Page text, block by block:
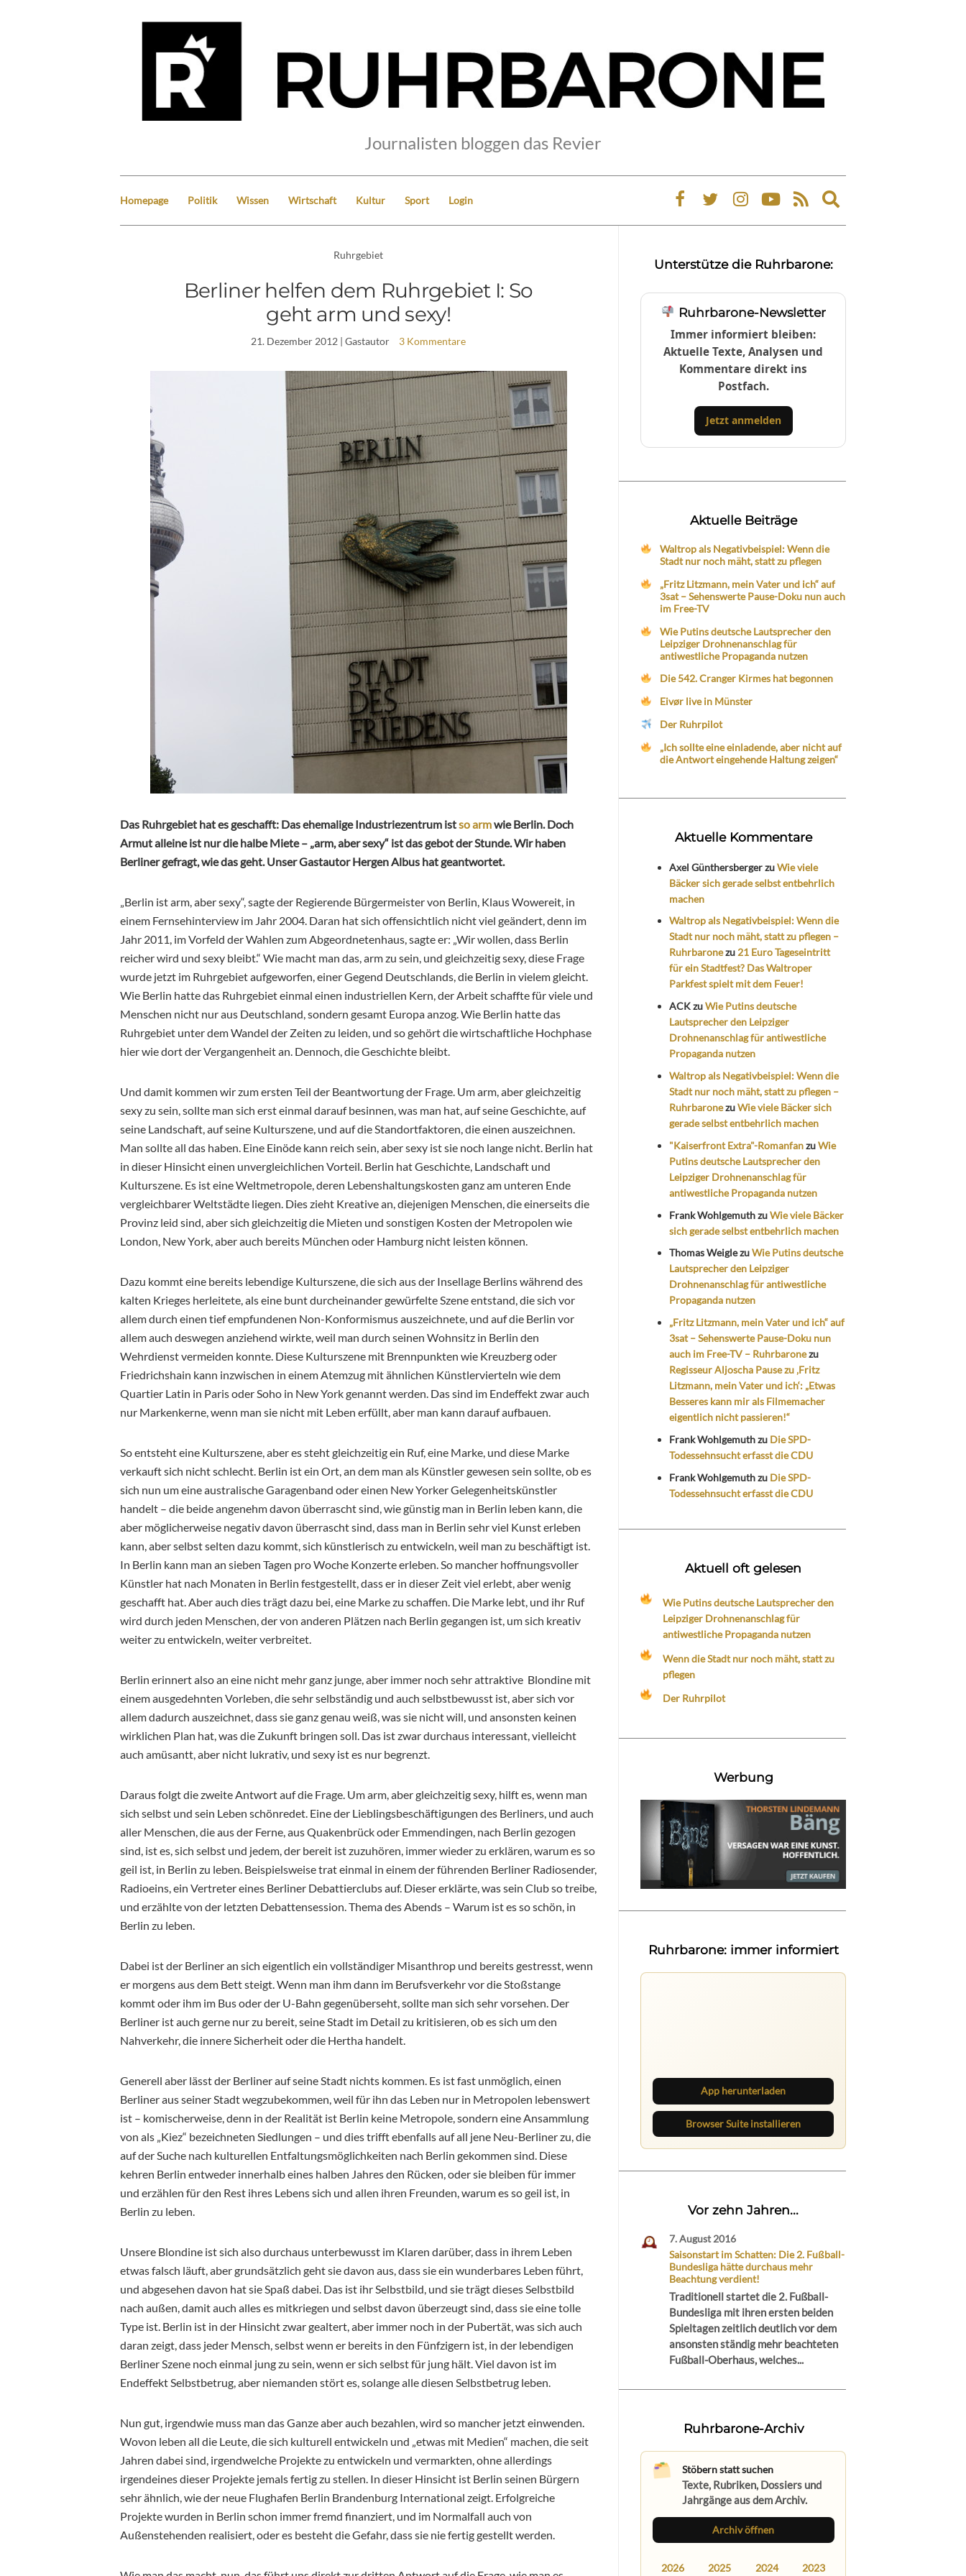
Journalisten bloggen das Revier
Homepage Politik Wissen Wirtschaft Kultur Sport Login
Expand
search
Ruhrgebiet
Berliner helfen dem Ruhrgebiet I: So
geht arm und sexy!
21. Dezember 2012 | Gastautor 3 Kommentare
Das Ruhrgebiet hat es geschafft: Das ehemalige Industriezentrum istso armwie Berlin. Doch
Armut alleine ist nur die halbe Miete – „arm, aber sexy“ ist das gebot der Stunde. Wir haben
Berliner gefragt, wie das geht. Unser Gastautor Hergen Albus hat geantwortet.
„Berlin ist arm, aber sexy“, sagte der Regierende Bürgermeister von Berlin, Klaus Wowereit, in
einem Fernsehinterview im Jahr 2004. Daran hat sich offensichtlich nicht viel geändert, denn im
Jahr 2011, im Vorfeld der Wahlen zum Abgeordnetenhaus, sagte er: „Wir wollen, dass Berlin
reicher wird und sexy bleibt.“ Wie macht man das, arm zu sein, und gleichzeitig sexy, diese Frage
wurde jetzt im Ruhrgebiet aufgeworfen, einer Gegend Deutschlands, die Berlin in vielem gleicht.
Wie Berlin hatte das Ruhrgebiet einmal einen industriellen Kern, der Arbeit schaffte für viele und
Menschen nicht nur aus Deutschland, sondern gesamt Europa anzog. Wie Berlin hatte das
Ruhrgebiet unter dem Wandel der Zeiten zu leiden, und so gehört die wirtschaftliche Hochphase
hier wie dort der Vergangenheit an. Dennoch, die Geschichte bleibt.
Und damit kommen wir zum ersten Teil der Beantwortung der Frage. Um arm, aber gleichzeitig
sexy zu sein, sollte man sich erst einmal darauf besinnen, was man hat, auf seine Geschichte, auf
seine Landschaft, auf seine Kulturszene, und auf die Standortfaktoren, die einen auszeichnen.
Man sollte all das haben. Eine Einöde kann reich sein, aber sexy ist sie noch lange nicht. Berlin hat
in dieser Hinsicht einen unvergleichlichen Vorteil. Berlin hat Geschichte, Landschaft und
Kulturszene. Es ist eine Weltmetropole, deren Lebenshaltungskosten ganz am unteren Ende
vergleichbarer Weltstädte liegen. Dies zieht Kreative an, diejenigen Menschen, die einerseits die
Provinz leid sind, aber sich gleichzeitig die Mieten und sonstigen Kosten der Metropolen wie
London, New York, aber auch bereits München oder Hamburg nicht leisten können.
Dazu kommt eine bereits lebendige Kulturszene, die sich aus der Insellage Berlins während des
kalten Krieges herleitete, als eine bunt durcheinander gewürfelte Szene entstand, die sich vor
allem durch einen tief empfundenen Non-Konformismus auszeichnete, und auf die Berlin vor
allem auch deswegen anziehend wirkte, weil man durch seinen Wohnsitz in Berlin den
Wehrdienst vermeiden konnte. Diese Kulturszene mit Brennpunkten wie Kreuzberg oder
Friedrichshain kann inzwischen in einem Atemzug mit ähnlichen Künstlervierteln wie dem
Quartier Latin in Paris oder Soho in New York genannt werden. Das sind im Endeffekt zwar auch
nur Markenkerne, wenn man sie nicht mit Leben erfüllt, aber man kann darauf aufbauen.
So entsteht eine Kulturszene, aber es steht gleichzeitig ein Ruf, eine Marke, und diese Marke
verkauft sich nicht schlecht. Berlin ist ein Ort, an dem man als Künstler gewesen sein sollte, ob es
sich nun um eine australische Garagenband oder einen New Yorker Gelegenheitskünstler
handelt – die beide angenehm davon überrascht sind, wie günstig man in Berlin leben kann, die
aber möglicherweise negativ davon überrascht sind, dass man in Berlin sehr viel Kunst erleben
kann, aber selbst selten dazu kommt, sich künstlerisch zu entwickeln, weil man zu beschäftigt ist.
In Berlin kann man an sieben Tagen pro Woche Konzerte erleben. So mancher hoffnungsvoller
Künstler hat nach Monaten in Berlin festgestellt, dass er in dieser Zeit viel erlebt, aber wenig
geschafft hat. Aber auch dies trägt dazu bei, eine Marke zu schaffen. Die Marke lebt, und ihr Ruf
wird durch jeden Menschen, der von anderen Plätzen nach Berlin gegangen ist, um sich kreativ
weiter zu entwickeln, weiter verbreitet.
Berlin erinnert also an eine nicht mehr ganz junge, aber immer noch sehr attraktive Blondine mit
einem ausgedehnten Vorleben, die sehr selbständig und auch selbstbewusst ist, aber sich vor
allem dadurch auszeichnet, dass sie ganz genau weiß, was sie nicht will, und ansonsten keinen
wirklichen Plan hat, was die Zukunft bringen soll. Das ist zwar durchaus interessant, vielleicht
auch amüsantt, aber nicht lukrativ, und sexy ist es nur begrenzt.
Daraus folgt die zweite Antwort auf die Frage. Um arm, aber gleichzeitig sexy, hilft es, wenn man
sich selbst und sein Leben schönredet. Eine der Lieblingsbeschäftigungen des Berliners, und auch
aller Menschen, die aus der Ferne, aus Quakenbrück oder Emmendingen, nach Berlin gezogen
sind, ist es, sich selbst und jedem, der bereit ist zuzuhören, immer wieder zu erklären, warum es so
geil ist, in Berlin zu leben. Beispielsweise trat einmal in einem der führenden Berliner Radiosender,
Radioeins, ein Vertreter eines Berliner Debattierclubs auf. Dieser erklärte, was sein Club so treibe,
und erzählte von der letzten Debattensession. Thema des Abends – Warum ist es so schön, in
Berlin zu leben.
Dabei ist der Berliner an sich eigentlich ein vollständiger Misanthrop und bereits gestresst, wenn
er morgens aus dem Bett steigt. Wenn man ihm dann im Berufsverkehr vor die Stoßstange
kommt oder ihm im Bus oder der U-Bahn gegenüberseht, sollte man sich sehr vorsehen. Der
Berliner ist auch gerne nur zu bereit, seine Stadt im Detail zu kritisieren, ob es sich um den
Nahverkehr, die innere Sicherheit oder die Hertha handelt.
Generell aber lässt der Berliner auf seine Stadt nichts kommen. Es ist fast unmöglich, einen
Berliner aus seiner Stadt wegzubekommen, weil für ihn das Leben nur in Metropolen lebenswert
ist – komischerweise, denn in der Realität ist Berlin keine Metropole, sondern eine Ansammlung
von als „Kiez“ bezeichneten Siedlungen – und dies trifft ebenfalls auf all jene Neu-Berliner zu, die
auf der Suche nach kulturellen Entfaltungsmöglichkeiten nach Berlin gekommen sind. Diese
kehren Berlin entweder innerhalb eines halben Jahres den Rücken, oder sie bleiben für immer
und erzählen für den Rest ihres Lebens sich und allen ihren Freunden, warum es so geil ist, in
Berlin zu leben.
Unsere Blondine ist sich also durchaus unterbewusst im Klaren darüber, dass in ihrem Leben
etwas falsch läuft, aber grundsätzlich geht sie davon aus, dass sie ein wunderbares Leben führt,
und abgesehen davon hat sie Spaß dabei. Das ist ihr Selbstbild, und sie trägt dieses Selbstbild
nach außen, damit auch alles es mitkriegen und selbst davon überzeugt sind, dass sie eine tolle
Type ist. Berlin ist in der Hinsicht zwar gealtert, aber immer noch in der Pubertät, was sich auch
daran zeigt, dass jeder Mensch, selbst wenn er bereits in den Fünfzigern ist, in der lebendigen
Berliner Szene noch einmal jung zu sein, wenn er sich selbst für jung hält. Viel davon ist im
Endeffekt Selbstbetrug, aber niemanden stört es, solange alle diesen Selbstbetrug leben.
Nun gut, irgendwie muss man das Ganze aber auch bezahlen, wird so mancher jetzt einwenden.
Wovon leben all die Leute, die sich kulturell entwickeln und „etwas mit Medien“ machen, die seit
Jahren dabei sind, irgendwelche Projekte zu entwickeln und vermarkten, ohne allerdings
irgendeines dieser Projekte jemals fertig zu stellen. In dieser Hinsicht ist Berlin seinen Bürgern
sehr ähnlich, wie der neue Flughafen Berlin Brandenburg International zeigt. Erfolgreiche
Projekte wurden in Berlin schon immer fremd finanziert, und im Normalfall auch von
Außenstehenden realisiert, oder es besteht die Gefahr, dass sie nie fertig gestellt werden.
Unterstütze die Ruhrbarone:
Ruhrbarone-Newsletter
Immer informiert bleiben:
Aktuelle Texte, Analysen und
Kommentare direkt ins
Postfach.
Jetzt anmelden
Aktuelle Beiträge
Waltrop als Negativbeispiel: Wenn die
Stadt nur noch mäht, statt zu pflegen
„Fritz Litzmann, mein Vater und ich“ auf
3sat – Sehenswerte Pause-Doku nun auch
im Free-TV
Wie Putins deutsche Lautsprecher den
Leipziger Drohnenanschlag für
antiwestliche Propaganda nutzen
Die 542. Cranger Kirmes hat begonnen
Eivør live in Münster
Der Ruhrpilot
„Ich sollte eine einladende, aber nicht auf
die Antwort eingehende Haltung zeigen“
Aktuelle Kommentare
Axel GünthersbergerzuWie viele
Bäcker sich gerade selbst entbehrlich
machen
Waltrop als Negativbeispiel: Wenn die
Stadt nur noch mäht, statt zu pflegen –
Ruhrbaronezu 21 Euro Tageseintritt
für ein Stadtfest? Das Waltroper
Parkfest spielt mit dem Feuer!
ACKzuWie Putins deutsche
Lautsprecher den Leipziger
Drohnenanschlag für antiwestliche
Propaganda nutzen
Waltrop als Negativbeispiel: Wenn die
Stadt nur noch mäht, statt zu pflegen –
RuhrbaronezuWie viele Bäcker sich
gerade selbst entbehrlich machen
"Kaiserfront Extra"-RomanfanzuWie
Putins deutsche Lautsprecher den
Leipziger Drohnenanschlag für
antiwestliche Propaganda nutzen
Frank WohlgemuthzuWie viele Bäcker
sich gerade selbst entbehrlich machen
Thomas WeiglezuWie Putins deutsche
Lautsprecher den Leipziger
Drohnenanschlag für antiwestliche
Propaganda nutzen
„Fritz Litzmann, mein Vater und ich“ auf
3sat – Sehenswerte Pause-Doku nun
auch im Free-TV – Ruhrbaronezu
Regisseur Aljoscha Pause zu ‚Fritz
Litzmann, mein Vater und ich‘: „Etwas
Besseres kann mir als Filmemacher
eigentlich nicht passieren!“
Frank Wohlgemuthzu Die SPD-
Todessehnsucht erfasst die CDU
Frank Wohlgemuthzu Die SPD-
Todessehnsucht erfasst die CDU
Aktuell oft gelesen
Wie Putins deutsche Lautsprecher den
Leipziger Drohnenanschlag für
antiwestliche Propaganda nutzen
Wenn die Stadt nur noch mäht, statt zu
pflegen
Der Ruhrpilot
Werbung
Ruhrbarone: immer informiert
App herunterladen
Browser Suite installieren
Vor zehn Jahren...
7. August 2016
Saisonstart im Schatten: Die 2. Fußball-
Bundesliga hätte durchaus mehr
Beachtung verdient!
Traditionell startet die 2. Fußball-
Bundesliga mit ihren ersten beiden
Spieltagen zeitlich deutlich vor dem
ansonsten ständig mehr beachteten
Fußball-Oberhaus, welches...
Ruhrbarone-Archiv
Stöbern statt suchen
Texte, Rubriken, Dossiers und
Jahrgänge aus dem Archiv.
Archiv öffnen
2026 2025 2024 2023